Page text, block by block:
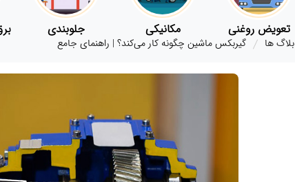
تعویض روغنی مکانیکی جلوبندی
بلاگ ها گیربکس ماشین چگونه کار می‌کند؟ | راهنمای جامع